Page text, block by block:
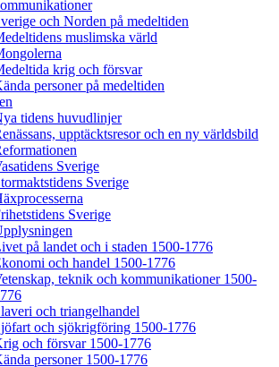
och Norden på medeltiden
muslimska värld
krig och försvar
personer på medeltiden
tidens huvudlinjer
upptäcktsresor och en ny världsbild
Sverige
Sverige
Sverige
på landet och i staden 1500-1776
och handel 1500-1776
teknik och kommunikationer 1500-
och triangelhandel
och sjökrigföring 1500-1776
och försvar 1500-1776
personer 1500-1776